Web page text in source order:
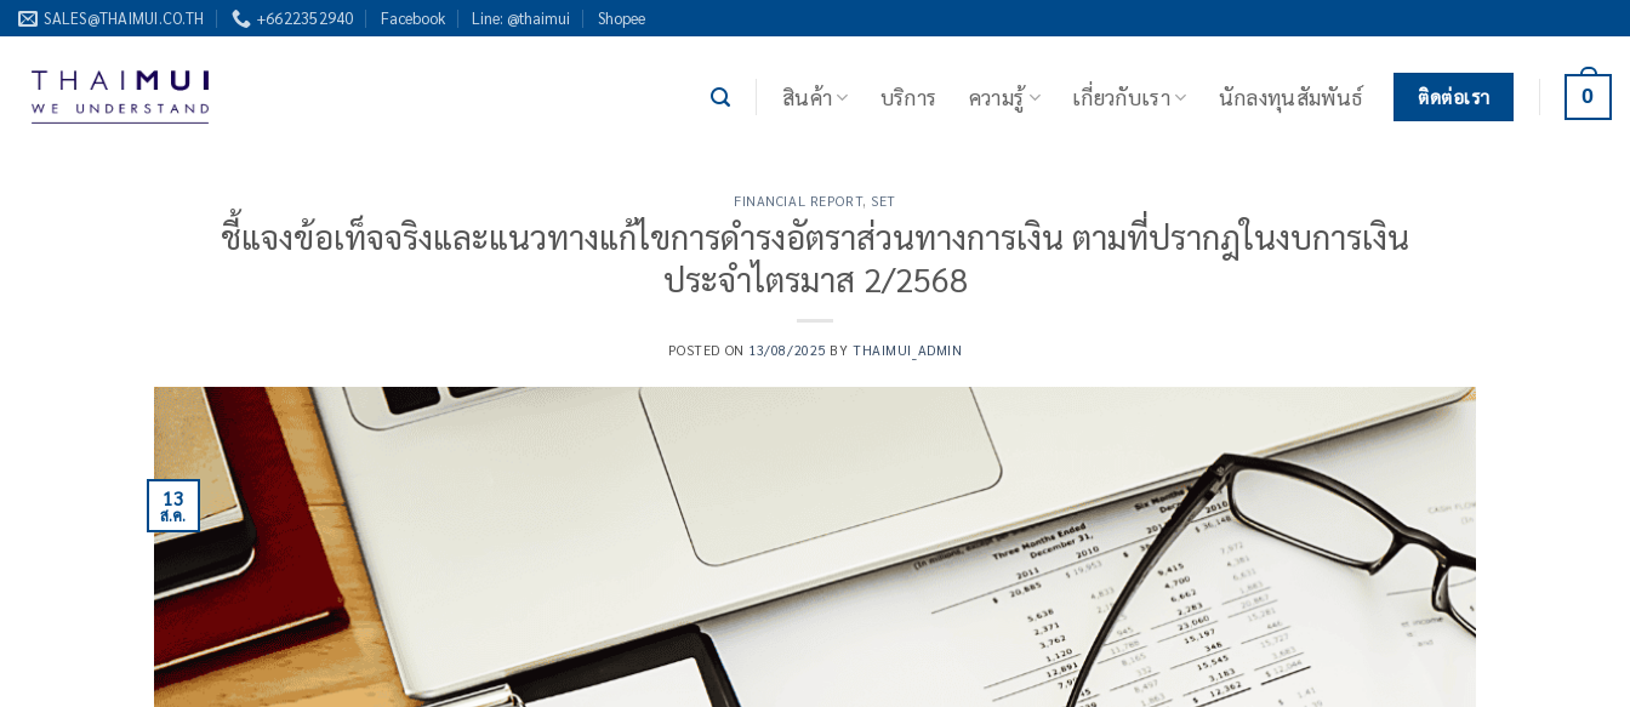
ข้าม
ไป
เนื้อหา
SALES@THAIMUI.CO.TH +6622352940 Facebook Line: @thaimui Shopee
สินค้า บริการ ความรู้ เกี่ยวกับเรา นักลงทุนสัมพันธ์ ติดต่อเรา 0
FINANCIAL REPORT, SET
ชี้แจงข้อเท็จจริงและแนวทางแก้ไขการดำรงอัตราส่วนทางการเงิน ตามที่ปรากฎในงบการเงิน
ประจำไตรมาส 2/2568
POSTED ON 13/08/2025 BYTHAIMUI_ADMIN
13
ส.ค.